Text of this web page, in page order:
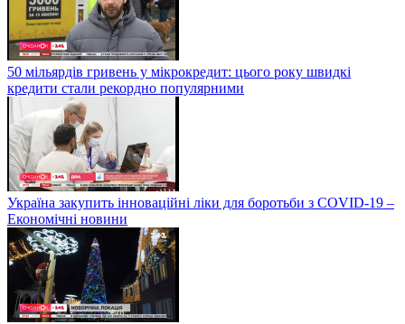
50 мільярдів гривень у мікрокредит: цього року швидкі
кредити стали рекордно популярними
Україна закупить інноваційні ліки для боротьби з COVID-19 –
Економічні новини